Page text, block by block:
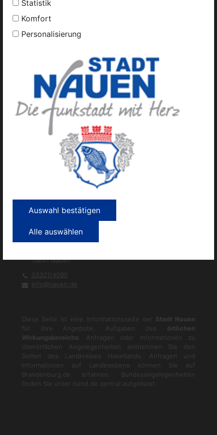
Statistik
Komfort
Personalisierung
Auswahl bestätigen
Alle auswählen
Kontakt
Inhaltsverzeichnis
Impressum
Öffnungszeiten
Amtliche Mitteilungen
Urheberrechte und Lizenzen
14641 Nauen
03321/4080
info@nauen.de
Diese Seite ist eine Informationsseite der Stadt Nauen
für ihre Angebote, Aufgaben des örtlichen
Wirkungsbereichs . Anfragen oder Informationen zu
überörtlichen Angelegenheiten entnehmen Sie den
Seiten des Landkreises Havellands. Anfragen und
Informationen auf Landesebene können Sie auf
Brandenburg.de
erfahren. Bundesangelegenheiten
finden Sie unter
bund.de zentral aufgelistet.